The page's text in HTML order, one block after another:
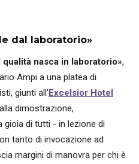
dal laboratorio»
nasca in laboratorio»,
Ampi a una platea di
giunti all'Excelsior Hotel
dimostrazione,
di tutti - in lezione di
tanto di invocazione ad
margini di manovra per chi è